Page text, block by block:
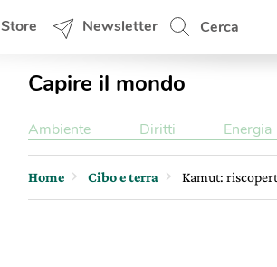
Store Newsletter Cerca
Capire il mondo
Ambiente Diritti Energia
Home Cibo e terra Kamut: